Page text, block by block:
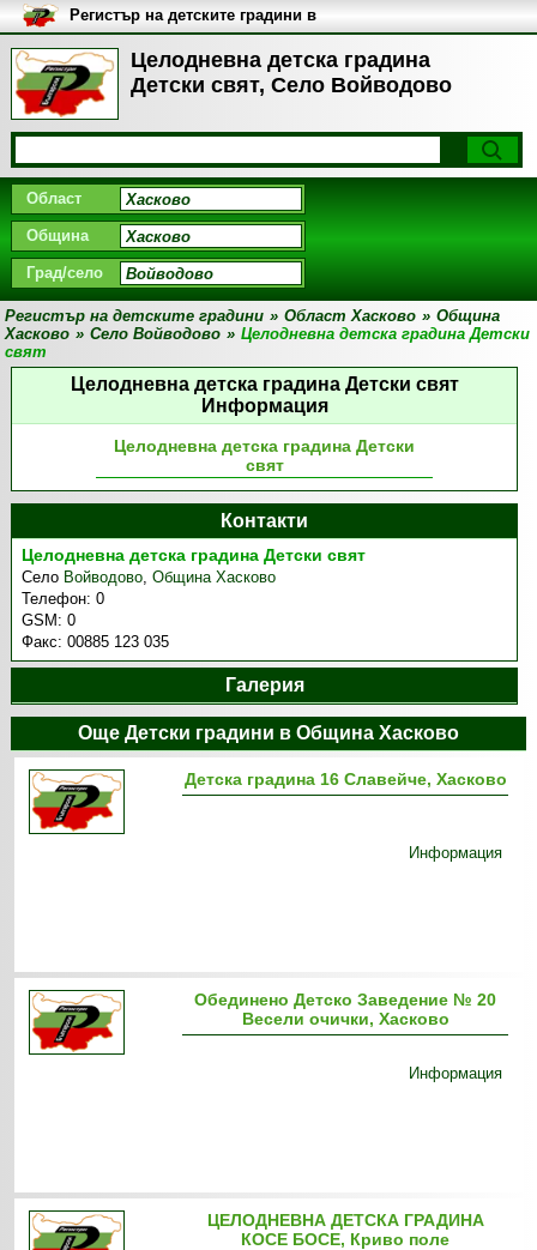
Целодневна детска градина
Детски свят, Село Войводово
Регистър на детските градини в
България
Област
Община
Град/село
Регистър на детските градини » Област Хасково » Община
Хасково » Село Войводово » Целодневна детска градина Детски
свят
Целодневна детска градина Детски свят
Информация
Целодневна детска градина Детски
свят
Контакти
Целодневна детска градина Детски свят
Село Войводово,Община Хасково
Телефон:0
GSM:0
Факс:00885 123 035
Галерия
Още Детски градини в Община Хасково
Детска градина 16 Славейче, Хасково
Информация
Обединено Детско Заведение № 20
Весели очички, Хасково
Информация
ЦEЛОДНЕВНА ДЕТСКА ГРАДИНА
КОСЕ БОСЕ, Криво поле